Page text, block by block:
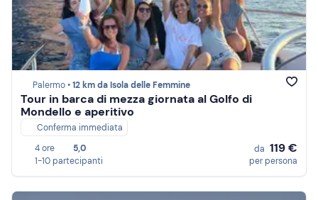
Palermo •12 km da Isola delle Femmine
Tour in barca di mezza giornata al Golfo di
Mondello e aperitivo
Conferma immediata
4 ore
5,0
1-10 partecipanti
da 119 €
per persona